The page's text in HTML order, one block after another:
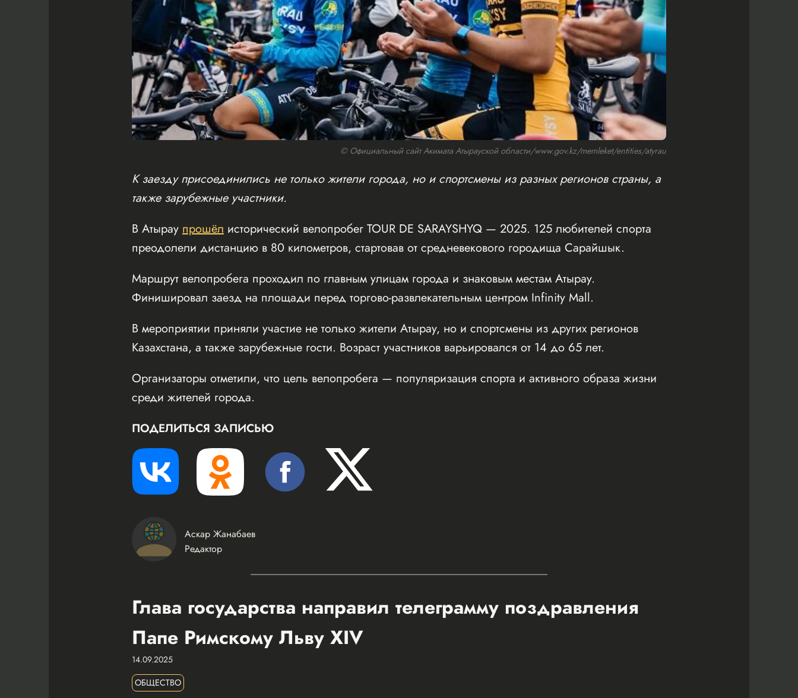
© Официальный сайт Акимата Атырауской области/www.gov.kz/memleket/entities/atyrau
К заезду присоединились не только жители города, но и спортсмены из разных регионов страны, а
также зарубежные участники.
В Атырау прошёл исторический велопробег TOUR DE SARAYSHYQ — 2025. 125 любителей спорта
преодолели дистанцию в 80 километров, стартовав от средневекового городища Сарайшык.
Маршрут велопробега проходил по главным улицам города и знаковым местам Атырау.
Финишировал заезд на площади перед торгово-развлекательным центром Infinity Mall.
В мероприятии приняли участие не только жители Атырау, но и спортсмены из других регионов
Казахстана, а также зарубежные гости. Возраст участников варьировался от 14 до 65 лет.
Организаторы отметили, что цель велопробега — популяризация спорта и активного образа жизни
среди жителей города.
ПОДЕЛИТЬСЯ ЗАПИСЬЮ
Аскар Жанабаев
Редактор
Глава государства направил телеграмму поздравления
Папе Римскому Льву XIV
14.09.2025
ОБЩЕСТВО